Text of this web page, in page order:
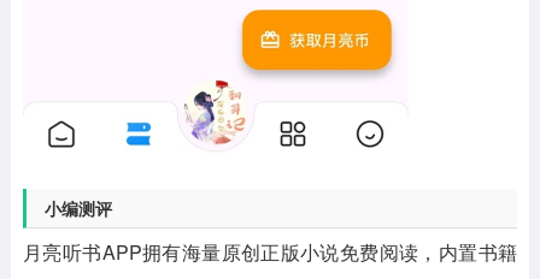
小编测评
月亮听书APP拥有海量原创正版小说免费阅读，内置书籍